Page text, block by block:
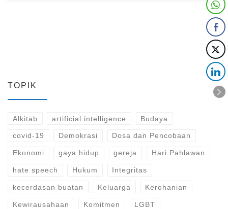
TOPIK
Alkitab artificial intelligence Budaya
covid-19 Demokrasi Dosa dan Pencobaan
Ekonomi gaya hidup gereja Hari Pahlawan
hate speech Hukum Integritas
kecerdasan buatan Keluarga Kerohanian
Kewirausahaan Komitmen LGBT